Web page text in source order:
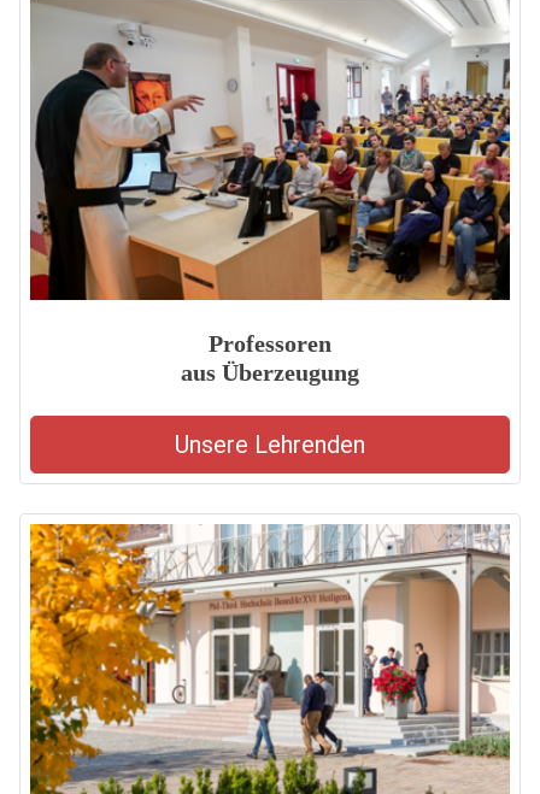
Professoren
aus Überzeugung
Unsere Lehrenden